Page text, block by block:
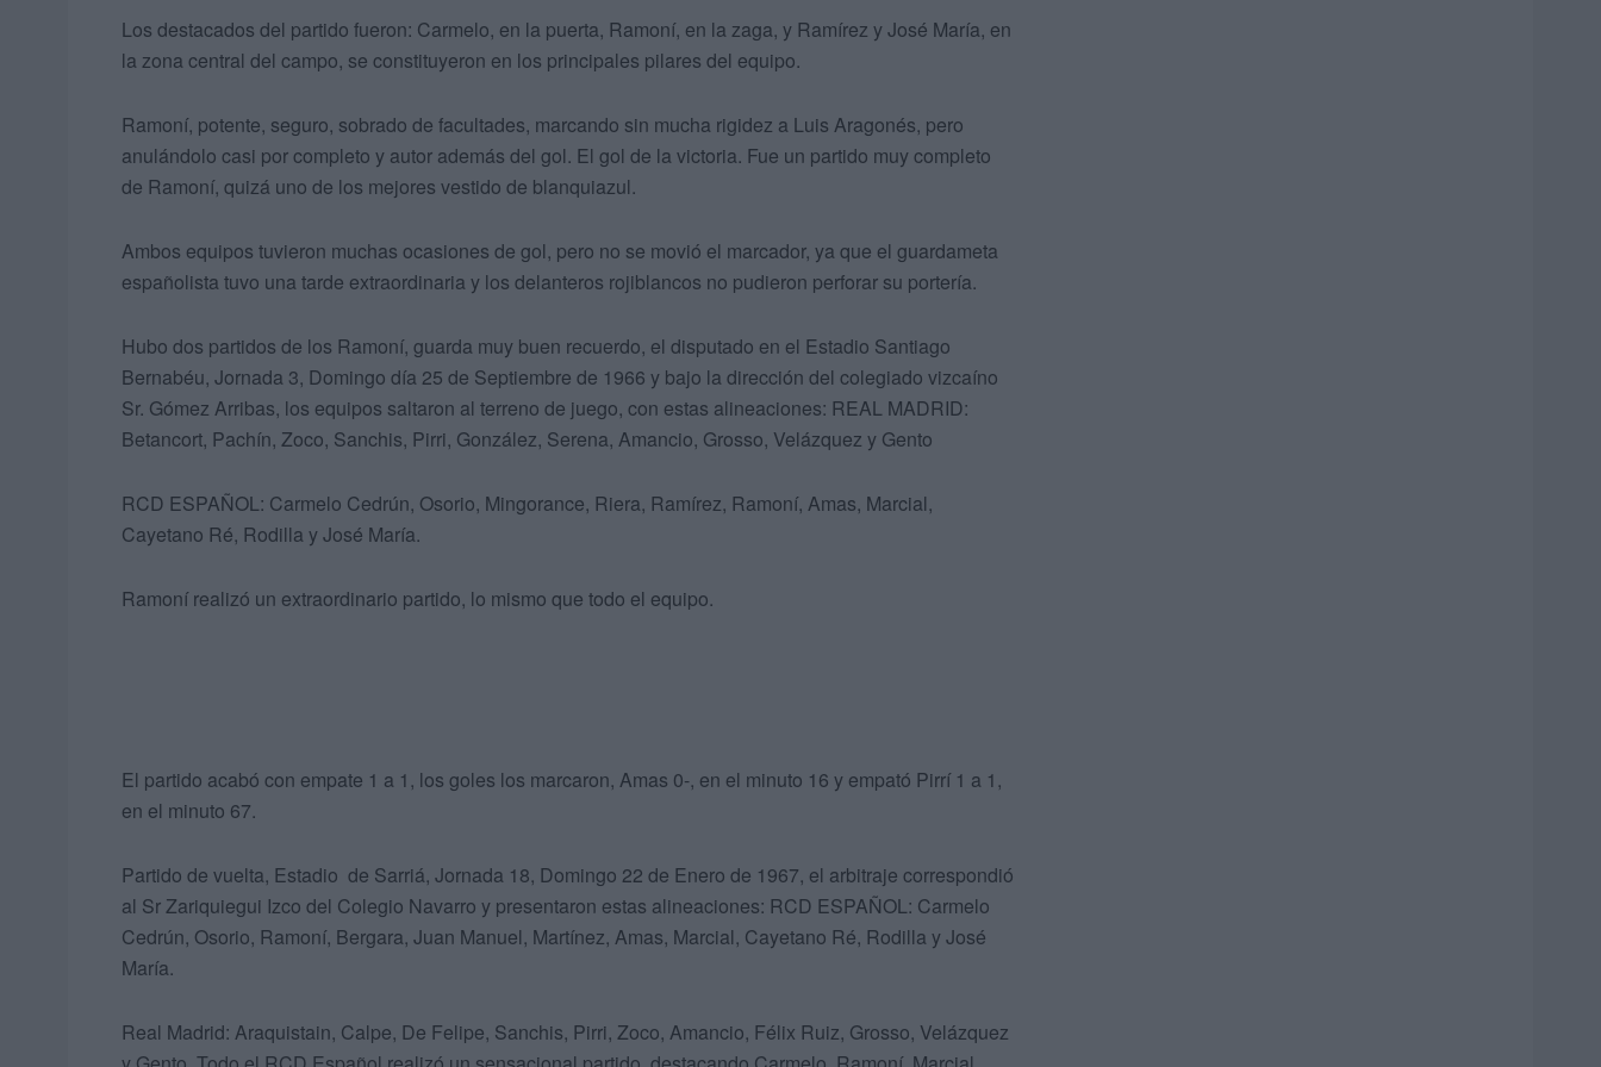
Los destacados del partido fueron: Carmelo, en la puerta, Ramoní, en la zaga, y Ramírez y José María, en
la zona central del campo, se constituyeron en los principales pilares del equipo.
Ramoní, potente, seguro, sobrado de facultades, marcando sin mucha rigidez a Luis Aragonés, pero
anulándolo casi por completo y autor además del gol. El gol de la victoria. Fue un partido muy completo
de Ramoní, quizá uno de los mejores vestido de blanquiazul.
Ambos equipos tuvieron muchas ocasiones de gol, pero no se movió el marcador, ya que el guardameta
españolista tuvo una tarde extraordinaria y los delanteros rojiblancos no pudieron perforar su portería.
Hubo dos partidos de los Ramoní, guarda muy buen recuerdo, el disputado en el Estadio Santiago
Bernabéu, Jornada 3, Domingo día 25 de Septiembre de 1966 y bajo la dirección del colegiado vizcaíno
Sr. Gómez Arribas, los equipos saltaron al terreno de juego, con estas alineaciones: REAL MADRID:
Betancort, Pachín, Zoco, Sanchis, Pirri, González, Serena, Amancio, Grosso, Velázquez y Gento
RCD ESPAÑOL: Carmelo Cedrún, Osorio, Mingorance, Riera, Ramírez, Ramoní, Amas, Marcial,
Cayetano Ré, Rodilla y José María.
Ramoní realizó un extraordinario partido, lo mismo que todo el equipo.
El partido acabó con empate 1 a 1, los goles los marcaron, Amas 0-, en el minuto 16 y empató Pirrí 1 a 1,
en el minuto 67.
Partido de vuelta, Estadio de Sarriá, Jornada 18, Domingo 22 de Enero de 1967, el arbitraje correspondió
al Sr Zariquiegui Izco del Colegio Navarro y presentaron estas alineaciones: RCD ESPAÑOL: Carmelo
Cedrún, Osorio, Ramoní, Bergara, Juan Manuel, Martínez, Amas, Marcial, Cayetano Ré, Rodilla y José
María.
Real Madrid: Araquistain, Calpe, De Felipe, Sanchis, Pirri, Zoco, Amancio, Félix Ruiz, Grosso, Velázquez